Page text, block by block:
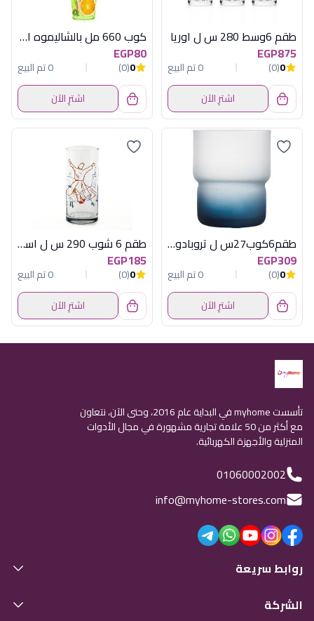
طقم 6وسط 280 س ل اوريا
EGP875
0
(0)
0 تم البيع
اشترِ الآن
كوب 660 مل بالشاليموه اورانج هيريفين
EGP80
0
(0)
0 تم البيع
اشترِ الآن
طقم6كوب27س ل تروبادوربلولومينارك فرنساوى
EGP309
0
(0)
0 تم البيع
اشترِ الآن
طقم 6 شوب 290 س ل اسطنبول تركى
EGP185
0
(0)
0 تم البيع
اشترِ الآن
تأسست myhome في البداية عام 2016، وحتى الآن، نتعاون
مع أكثر من 50 علامة تجارية مشهورة في مجال الأدوات
المنزلية والأجهزة الكهربائية.
01060002002
info@myhome-stores.com
روابط سريعة
الشركة